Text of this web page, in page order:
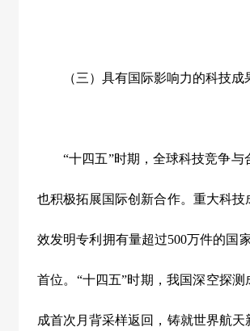
（三）具有国际影响力的科技成
“十四五”时期，全球科技竞争与
也积极拓展国际创新合作。重大科技
效发明专利拥有量超过500万件的国
首位。 “十四五”时期，我国深空探测
成首次月背采样返回，铸就世界航